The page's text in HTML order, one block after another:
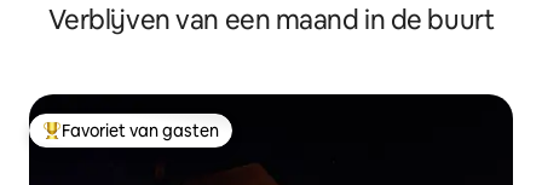
Verblijven van een maand in de buurt
Topfavoriet van gasten
Favoriet van gasten